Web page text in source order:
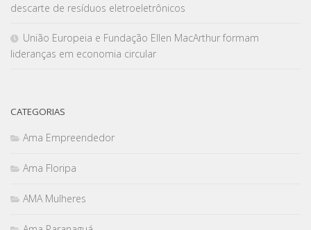
descarte de resíduos eletroeletrônicos
União Europeia e Fundação Ellen MacArthur formam
lideranças em economia circular
CATEGORIAS
Ama Empreendedor
Ama Floripa
AMA Mulheres